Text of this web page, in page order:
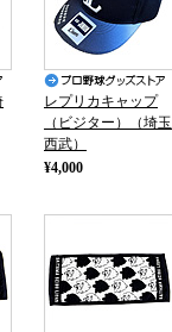
レプリカキャップ
（ビジター）（埼玉
西武）
¥4,000